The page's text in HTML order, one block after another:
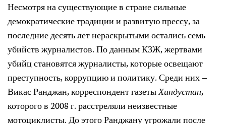
Несмотря на существующие в стране сильные
демократические традиции и развитую прессу, за
последние десять лет нераскрытыми остались семь
убийств журналистов. По данным КЗЖ, жертвами
убийц становятся журналисты, которые освещают
преступность, коррупцию и политику. Среди них –
Викас Ранджан, корреспондент газетыХиндустан,
которого в 2008 г. расстреляли неизвестные
мотоциклисты. До этого Ранджану угрожали после